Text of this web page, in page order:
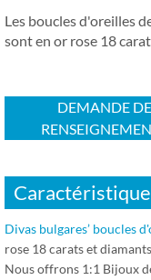
Les boucles d'oreilles
sont en or rose 18
DEMANDE DE
Divas bulgares’ boucles
rose 18 carats et
Nous offrons 1:1 Bijoux